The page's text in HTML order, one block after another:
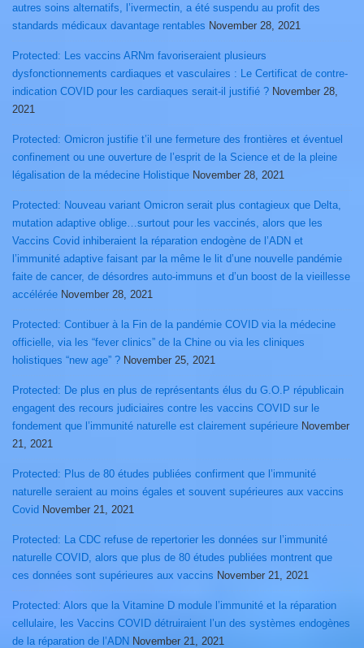
autres soins alternatifs, l’ivermectin, a été suspendu au profit des
standards médicaux davantage rentables November 28, 2021
Protected: Les vaccins ARNm favoriseraient plusieurs
dysfonctionnements cardiaques et vasculaires : Le Certificat de contre-
indication COVID pour les cardiaques serait-il justifié ? November 28,
2021
Protected: Omicron justifie t’il une fermeture des frontières et éventuel
confinement ou une ouverture de l’esprit de la Science et de la pleine
légalisation de la médecine Holistique November 28, 2021
Protected: Nouveau variant Omicron serait plus contagieux que Delta,
mutation adaptive oblige…surtout pour les vaccinés, alors que les
Vaccins Covid inhiberaient la réparation endogène de l’ADN et
l’immunité adaptive faisant par la même le lit d’une nouvelle pandémie
faite de cancer, de désordres auto-immuns et d’un boost de la vieillesse
accélérée November 28, 2021
Protected: Contibuer à la Fin de la pandémie COVID via la médecine
officielle, via les “fever clinics” de la Chine ou via les cliniques
holistiques “new age” ? November 25, 2021
Protected: De plus en plus de représentants élus du G.O.P républicain
engagent des recours judiciaires contre les vaccins COVID sur le
fondement que l’immunité naturelle est clairement supérieure November
21, 2021
Protected: Plus de 80 études publiées confirment que l’immunité
naturelle seraient au moins égales et souvent supérieures aux vaccins
Covid November 21, 2021
Protected: La CDC refuse de repertorier les données sur l’immunité
naturelle COVID, alors que plus de 80 études publiées montrent que
ces données sont supérieures aux vaccins November 21, 2021
Protected: Alors que la Vitamine D module l’immunité et la réparation
cellulaire, les Vaccins COVID détruiraient l’un des systèmes endogènes
de la réparation de l’ADN November 21, 2021